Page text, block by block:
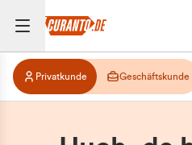
Privatkunde Geschäftskunde